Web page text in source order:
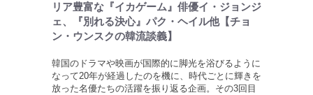
リア豊富な『イカゲーム』俳優イ・ジョンジ
ェ、『別れる決心』パク・ヘイル他【チョ
ン・ウンスクの韓流談義】
韓国のドラマや映画が国際的に脚光を浴びるように
なって20年が経過したのを機に、時代ごとに輝きを
放った名優たちの活躍を振り返る企画。その3回目